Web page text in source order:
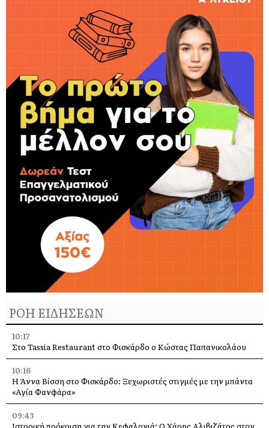
ΡΟΗ ΕΙΔΗΣΕΩΝ
10:17
Στο Tassia Restaurant στο Φισκάρδο ο Κώστας Παπανικολάου
10:16
Η Άννα Βίσση στο Φισκάρδο: Ξεχωριστές στιγμές με την μπάντα
«Αγία Φανφάρα»
09:43